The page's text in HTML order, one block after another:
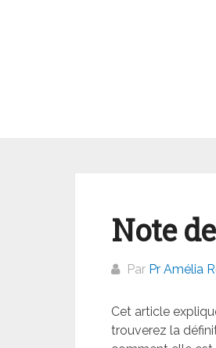
Note
Par Pr Amélia
Cet article
trouverez la